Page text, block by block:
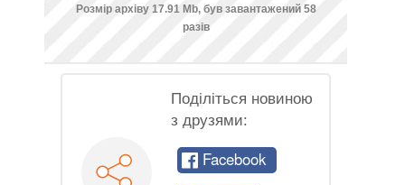
Розмір архіву 17.91 Mb, був завантажений 58
разів
Поділіться новиною
з друзями:
Facebook